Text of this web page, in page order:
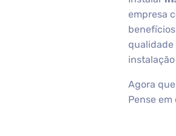
empresa
qualidade
Agora
Pense